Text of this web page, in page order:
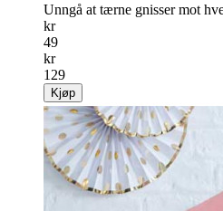
Unngå at tærne gnisser mot
kr
49
kr
129
Kjøp